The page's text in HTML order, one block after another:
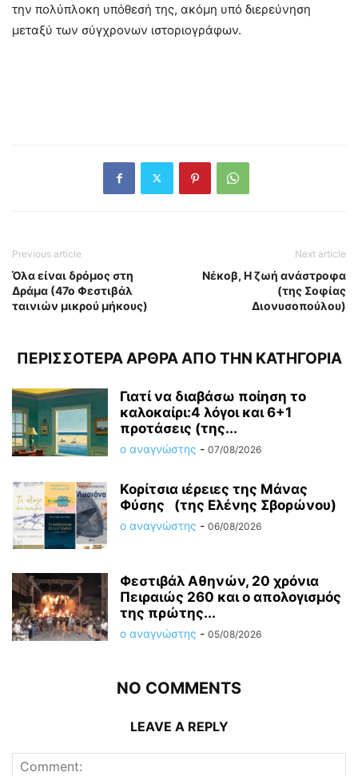
την πολύπλοκη υπόθεσή της, ακόμη υπό διερεύνηση
μεταξύ των σύγχρονων ιστοριογράφων.
Previous article
Όλα είναι δρόμος στη
Δράμα (47ο Φεστιβάλ
ταινιών μικρού μήκους)
Next article
Νέκοβ, Η ζωή ανάστροφα
(της Σοφίας
Διονυσοπούλου)
ΠΕΡΙΣΣΟΤΕΡΑ ΑΡΘΡΑ ΑΠΟ ΤΗΝ ΚΑΤΗΓΟΡΙΑ
Γιατί να διαβάσω ποίηση το
καλοκαίρι:4 λόγοι και 6+1
προτάσεις (της...
ο αναγνώστης - 07/08/2026
Κορίτσια ιέρειες της Μάνας
Φύσης (της Ελένης Σβορώνου)
ο αναγνώστης - 06/08/2026
Φεστιβάλ Αθηνών, 20 χρόνια
Πειραιώς 260 και ο απολογισμός
της πρώτης...
ο αναγνώστης - 05/08/2026
NO COMMENTS
LEAVE A REPLY